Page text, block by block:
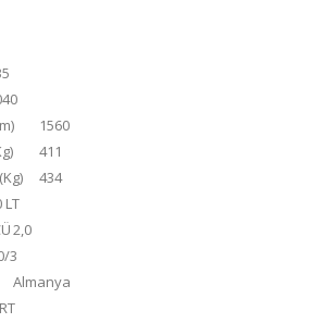
1560
411
434
LT
2,0
3
Almanya